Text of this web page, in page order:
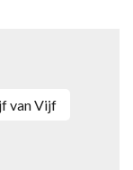
van Vijf